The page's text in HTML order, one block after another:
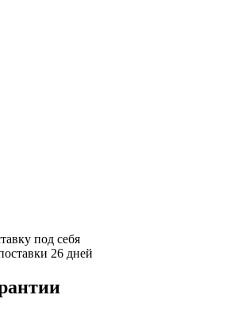
под себя
26 дней